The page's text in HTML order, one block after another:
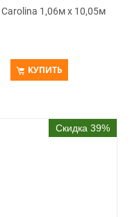
1,06м х 10,05м
КУПИТЬ
Скидка 39%